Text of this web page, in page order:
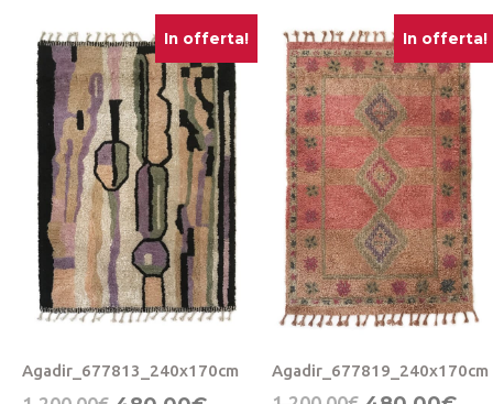
In offerta!
Agadir_677813_240x170cm
In offerta!
Agadir_677819_240x170cm